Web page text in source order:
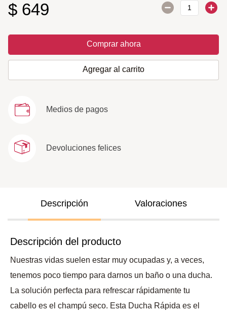
$ 649
Comprar ahora
Agregar al carrito
Medios de pagos
Devoluciones felices
Descripción Valoraciones
Descripción del producto
Nuestras vidas suelen estar muy ocupadas y, a veces,
tenemos poco tiempo para darnos un baño o una ducha.
La solución perfecta para refrescar rápidamente tu
cabello es el champú seco. Esta Ducha Rápida es el